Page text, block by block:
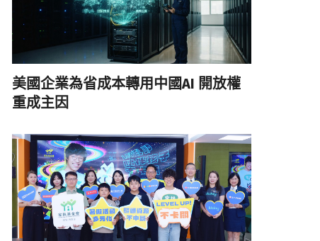
美國企業為省成本轉用中國AI 開放權
重成主因